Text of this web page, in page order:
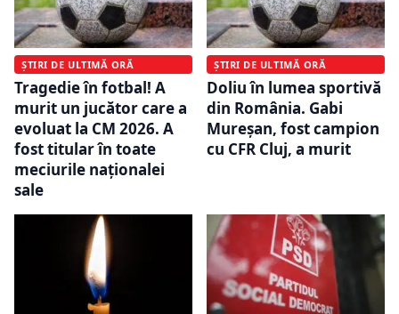
ȘTIRI DE ULTIMĂ ORĂ
Tragedie în fotbal! A
murit un jucător care a
evoluat la CM 2026. A
fost titular în toate
meciurile naționalei
sale
ȘTIRI DE ULTIMĂ ORĂ
Doliu în lumea sportivă
din România. Gabi
Mureşan, fost campion
cu CFR Cluj, a murit